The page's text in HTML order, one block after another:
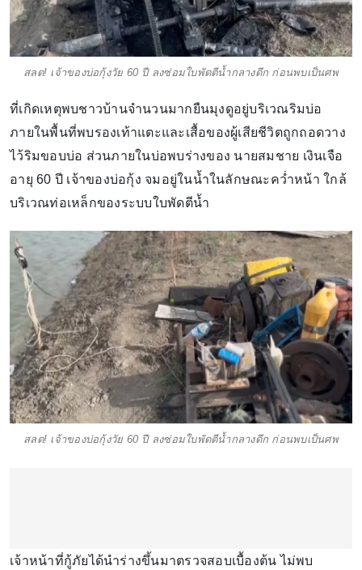
สลด! เจ้าของบ่อกุ้งวัย 60 ปี ลงซ่อมใบพัดตีน้ำกลางดึก ก่อนพบเป็นศพ
ที่เกิดเหตุพบชาวบ้านจำนวนมากยืนมุงดูอยู่บริเวณริมบ่อ
ภายในพื้นที่พบรองเท้าแตะและเสื้อของผู้เสียชีวิตถูกถอดวาง
ไว้ริมขอบบ่อ ส่วนภายในบ่อพบร่างของ นายสมชาย เงินเจือ
อายุ 60 ปี เจ้าของบ่อกุ้ง จมอยู่ในน้ำในลักษณะคว่ำหน้า ใกล้
บริเวณท่อเหล็กของระบบใบพัดตีน้ำ
สลด! เจ้าของบ่อกุ้งวัย 60 ปี ลงซ่อมใบพัดตีน้ำกลางดึก ก่อนพบเป็นศพ
เจ้าหน้าที่กู้ภัยได้นำร่างขึ้นมาตรวจสอบเบื้องต้น ไม่พบ